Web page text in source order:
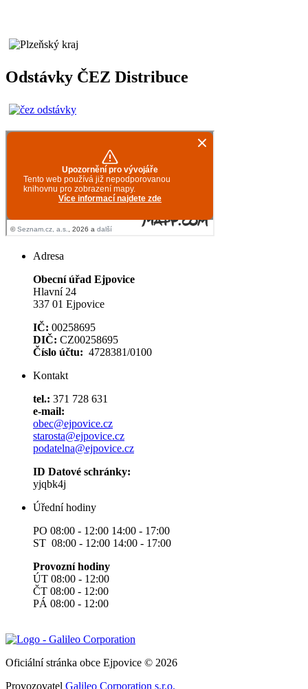
Odstávky ČEZ Distribuce
Adresa
Obecní úřad Ejpovice
Hlavní 24
337 01 Ejpovice
IČ: 00258695
DIČ: CZ00258695
Číslo účtu: 4728381/0100
Kontakt
tel.: 371 728 631
e-mail:
obec@ejpovice.cz
starosta@ejpovice.cz
podatelna@ejpovice.cz
ID Datové schránky:
yjqbk4j
Úřední hodiny
PO 08:00 - 12:00 14:00 - 17:00
ST 08:00 - 12:00 14:00 - 17:00
Provozní hodiny
ÚT 08:00 - 12:00
ČT 08:00 - 12:00
PÁ 08:00 - 12:00
Oficiální stránka obce Ejpovice © 2026
Provozovatel Galileo Corporation s.r.o.